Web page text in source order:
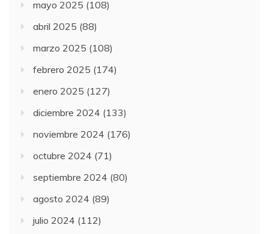
mayo 2025 (108)
abril 2025 (88)
marzo 2025 (108)
febrero 2025 (174)
enero 2025 (127)
diciembre 2024 (133)
noviembre 2024 (176)
octubre 2024 (71)
septiembre 2024 (80)
agosto 2024 (89)
julio 2024 (112)